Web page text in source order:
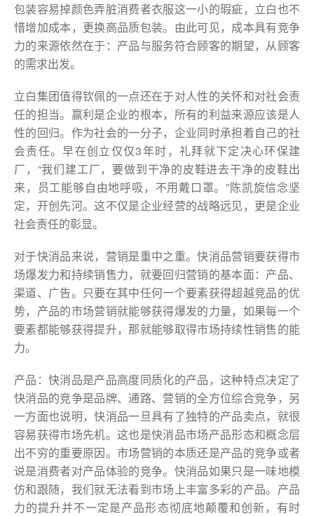
包装容易掉颜色弄脏消费者衣服这一小的瑕疵，立白也不
惜增加成本，更换高品质包装。由此可见，成本具有竞争
力的来源依然在于：产品与服务符合顾客的期望，从顾客
的需求出发。
立白集团值得钦佩的一点还在于对人性的关怀和对社会责
任的担当。赢利是企业的根本，所有的利益来源应该是人
性的回归。作为社会的一分子，企业同时承担着自己的社
会责任。早在创立仅仅3年时，礼拜就下定决心环保建
厂，“我们建工厂，要做到干净的皮鞋进去干净的皮鞋出
来，员工能够自由地呼吸，不用戴口罩。”陈凯旋信念坚
定，开创先河。这不仅是企业经营的战略远见，更是企业
社会责任的彰显。
对于快消品来说，营销是重中之重。快消品营销要获得市
场爆发力和持续销售力，就要回归营销的基本面：产品、
渠道、广告。只要在其中任何一个要素获得超越竞品的优
势，产品的市场营销就能够获得爆发的力量，如果每一个
要素都能够获得提升，那就能够取得市场持续性销售的能
力。
产品：快消品是产品高度同质化的产品，这种特点决定了
快消品的竞争是品牌、通路、营销的全方位综合竞争，另
一方面也说明，快消品一旦具有了独特的产品卖点，就很
容易获得市场先机。这也是快消品市场产品形态和概念层
出不穷的重要原因。市场营销的本质还是产品的竞争或者
说是消费者对产品体验的竞争。快消品如果只是一味地模
仿和跟随，我们就无法看到市场上丰富多彩的产品。产品
力的提升并不一定是产品形态彻底地颠覆和创新，有时